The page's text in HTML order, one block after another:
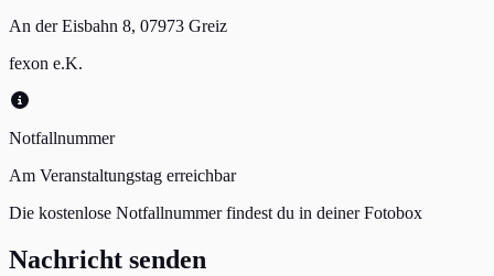
An der Eisbahn 8, 07973 Greiz
fexon e.K.
Notfallnummer
Am Veranstaltungstag erreichbar
Die kostenlose Notfallnummer findest du in deiner Fotobox
Nachricht senden